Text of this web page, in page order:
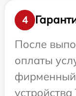
4
После
оплаты
фирменный